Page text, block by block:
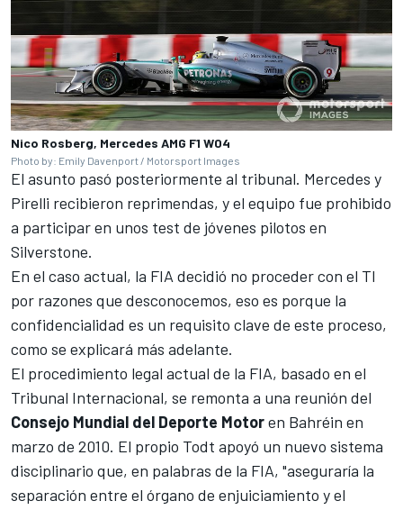
Nico Rosberg, Mercedes AMG F1 W04
Photo by: Emily Davenport / Motorsport Images
El asunto pasó posteriormente al tribunal. Mercedes y
Pirelli recibieron reprimendas, y el equipo fue prohibido
a participar en unos test de jóvenes pilotos en
Silverstone.
En el caso actual, la FIA decidió no proceder con el TI
por razones que desconocemos, eso es porque la
confidencialidad es un requisito clave de este proceso,
como se explicará más adelante.
El procedimiento legal actual de la FIA, basado en el
Tribunal Internacional, se remonta a una reunión del
Consejo Mundial del Deporte Motoren Bahréin en
marzo de 2010. El propio Todt apoyó un nuevo sistema
disciplinario que, en palabras de la FIA, "aseguraría la
separación entre el órgano de enjuiciamiento y el